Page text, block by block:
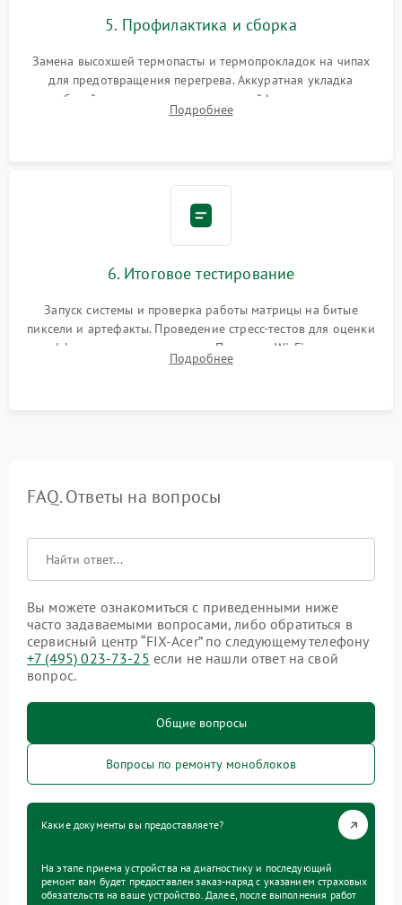
5. Профилактика и сборка
Замена высохшей термопасты и термопрокладок на чипах
для предотвращения перегрева. Аккуратная укладка
кабелей, подключение хрупких шлейфов матрицы и
надежная фиксация всех элементов внутри корпуса
Подробнее
6. Итоговое тестирование
Запуск системы и проверка работы матрицы на битые
пиксели и артефакты. Проведение стресс-тестов для оценки
эффективности охлаждения. Проверка Wi-Fi, камеры,
микрофона и всех портов перед выдачей устройства.
Подробнее
FAQ. Ответы на вопросы
Вы можете ознакомиться с приведенными ниже
часто задаваемыми вопросами, либо обратиться в
сервисный центр “FIX-Acer” по следующему телефону
+7 (495) 023-73-25 если не нашли ответ на свой
вопрос.
Общие вопросы
Вопросы по ремонту моноблоков
Какие документы вы предоставляете?
На этапе приема устройства на диагностику и последующий
ремонт вам будет предоставлен заказ-наряд с указанием страховых
обязательств на ваше устройство. Далее, после выполнения работ